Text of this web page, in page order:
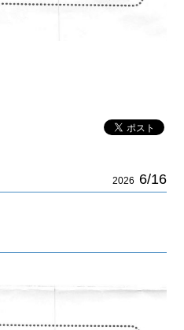
2026 6/16